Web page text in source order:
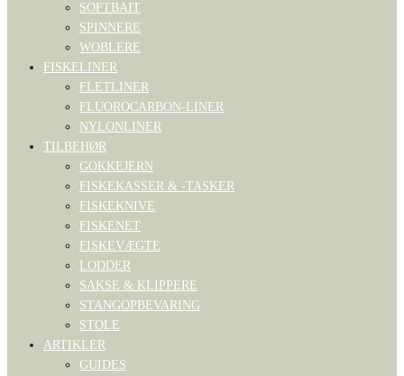
SOFTBAIT
SPINNERE
WOBLERE
FISKELINER
FLETLINER
FLUOROCARBON-LINER
NYLONLINER
TILBEHØR
GOKKEJERN
FISKEKASSER & -TASKER
FISKEKNIVE
FISKENET
FISKEVÆGTE
LODDER
SAKSE & KLIPPERE
STANGOPBEVARING
STOLE
ARTIKLER
GUIDES